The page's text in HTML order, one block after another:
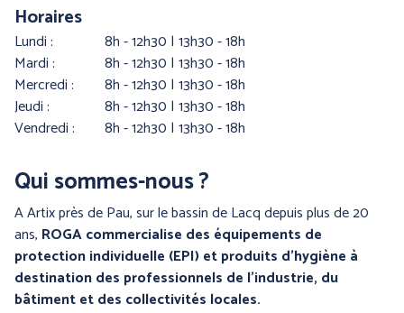
TETE
PROTECTION DU CORPS
- WORKWEAR
PROTECTION DU CORPS
- TECHNIQUE -
Horaires
lundi :
8h - 12h30 | 13h30 - 18h
mardi :
8h - 12h30 | 13h30 - 18h
mercredi :
8h - 12h30 | 13h30 - 18h
jeudi :
8h - 12h30 | 13h30 - 18h
vendredi :
8h - 12h30 | 13h30 - 18h
Qui sommes-nous ?
A Artix près de Pau, sur le bassin de Lacq depuis plus de 20
ans, ROGA commercialise des équipements de
protection individuelle (EPI) et produits d’hygiène à
destination des professionnels de l’industrie, du
bâtiment et des collectivités locales.